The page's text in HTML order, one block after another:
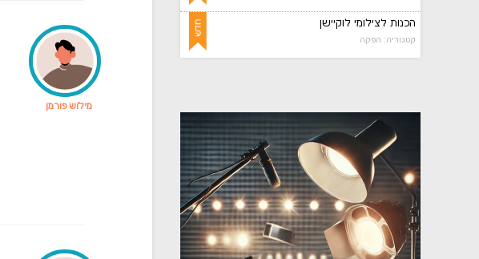
הכנות לצילומי לוקיישן
קטגוריה: הפקה
מילוש פורמן